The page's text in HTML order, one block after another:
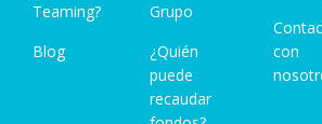
Teaming?
Blog
Grupo
¿Quién
puede
recaudar
con